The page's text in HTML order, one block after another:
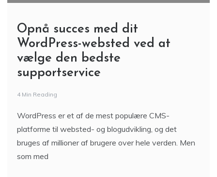
Opnå succes med dit
WordPress-websted ved at
vælge den bedste
supportservice
4 Min Reading
WordPress er et af de mest populære CMS-
platforme til websted- og blogudvikling, og det
bruges af millioner af brugere over hele verden. Men
som med